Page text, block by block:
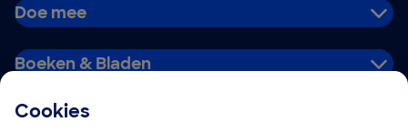
Cookies
Doe mee
Boeken & Bladen